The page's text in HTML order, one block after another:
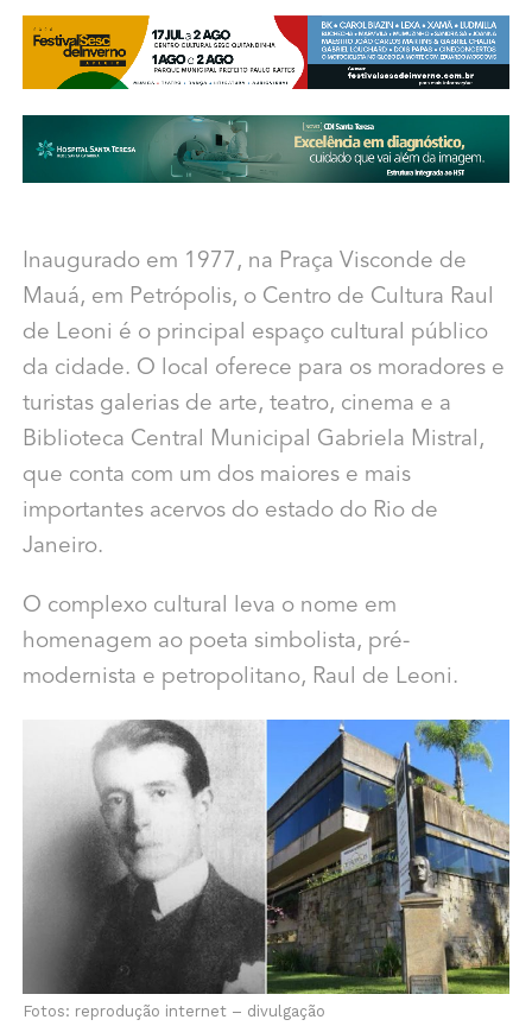
Inaugurado em 1977, na Praça Visconde de
Mauá, em Petrópolis, o Centro de Cultura Raul
de Leoni é o principal espaço cultural público
da cidade. O local oferece para os moradores e
turistas galerias de arte, teatro, cinema e a
Biblioteca Central Municipal Gabriela Mistral,
que conta com um dos maiores e mais
importantes acervos do estado do Rio de
Janeiro.
O complexo cultural leva o nome em
homenagem ao poeta simbolista, pré-
modernista e petropolitano, Raul de Leoni.
Fotos: reprodução internet – divulgação